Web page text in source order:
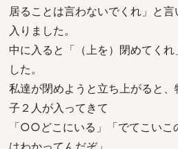
居ることは言わないでくれ」と
入りました。
中に入ると「（上を）閉めてく
した。
私達が閉めようと立ち上がると
子２人が入ってきて
「○○どこにいる」「でてこいこ